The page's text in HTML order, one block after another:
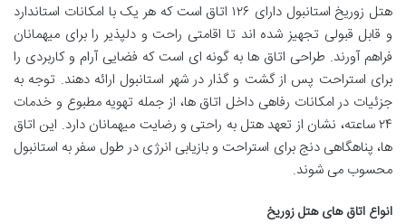
هتل زوریخ استانبول دارای ۱۲۶ اتاق است که هر یک با امکانات استاندارد
و قابل قبولی تجهیز شده اند تا اقامتی راحت و دلپذیر را برای میهمانان
فراهم آورند. طراحی اتاق ها به گونه ای است که فضایی آرام و کاربردی را
برای استراحت پس از گشت و گذار در شهر استانبول ارائه دهند. توجه به
جزئیات در امکانات رفاهی داخل اتاق ها، از جمله تهویه مطبوع و خدمات
۲۴ ساعته، نشان از تعهد هتل به راحتی و رضایت میهمانان دارد. این اتاق
ها، پناهگاهی دنج برای استراحت و بازیابی انرژی در طول سفر به استانبول
محسوب می شوند.
انواع اتاق های هتل زوریخ